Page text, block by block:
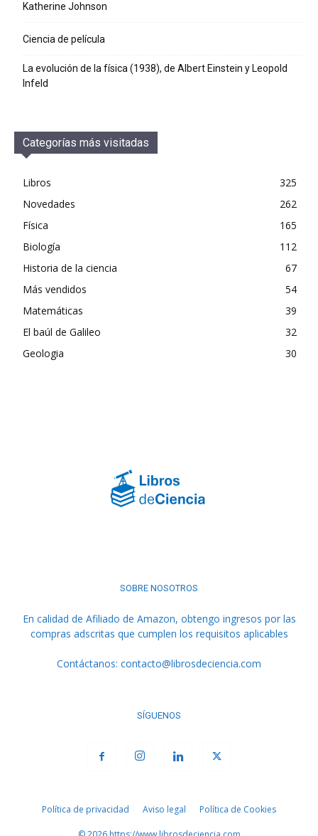
Katherine Johnson
Ciencia de película
La evolución de la física (1938), de Albert Einstein y Leopold
Infeld
Categorías más visitadas
Libros
325
Novedades
262
Física
165
Biología
112
Historia de la ciencia
67
Más vendidos
54
Matemáticas
39
El baúl de Galileo
32
Geologia
30
SOBRE NOSOTROS
En calidad de Afiliado de Amazon, obtengo ingresos por las
compras adscritas que cumplen los requisitos aplicables
Contáctanos: contacto@librosdeciencia.com
SÍGUENOS
Política de privacidad Aviso legal Política de Cookies